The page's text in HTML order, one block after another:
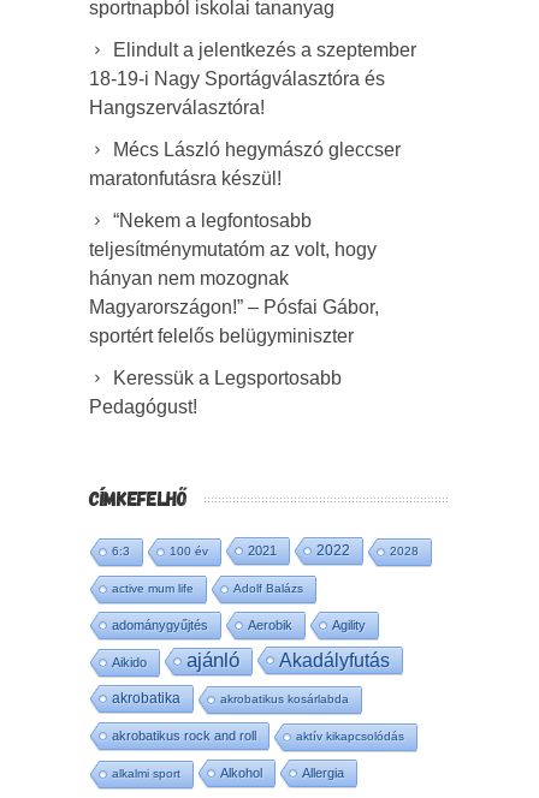
sportnapból iskolai tananyag
Elindult a jelentkezés a szeptember
18-19-i Nagy Sportágválasztóra és
Hangszerválasztóra!
Mécs László hegymászó gleccser
maratonfutásra készül!
“Nekem a legfontosabb
teljesítménymutatóm az volt, hogy
hányan nem mozognak
Magyarországon!” – Pósfai Gábor,
sportért felelős belügyminiszter
Keressük a Legsportosabb
Pedagógust!
CÍMKEFELHŐ
6:3 100 év 2021 2022 2028
active mum life Adolf Balázs
adománygyűjtés Aerobik Agility
Aikido ajánló Akadályfutás
akrobatika akrobatikus kosárlabda
akrobatikus rock and roll aktív kikapcsolódás
alkalmi sport Alkohol Allergia